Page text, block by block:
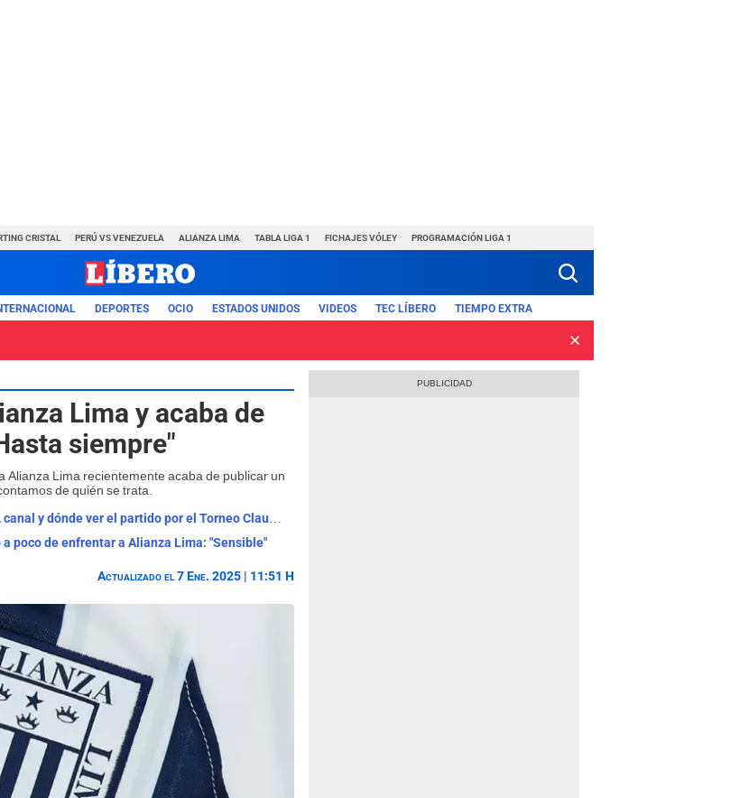
CRISTAL PERÚ VS VENEZUELA ALIANZA LIMA TABLA LIGA 1 FICHAJES VÓLEY PROGRAMACIÓN LIGA 1
DEPORTES OCIO ESTADOS UNIDOS VIDEOS TEC LÍBERO TIEMPO EXTRA
Lima y acaba de
siempre"
Lima recientemente acaba de publicar un
de quién se trata.
Universitario vs Sporting Cristal EN VIVO: horario, canal y dónde ver el partido por el Torneo Clausura
poco de enfrentar a Alianza Lima: "Sensible"
Actualizado el 7 Ene. 2025 | 11:51 H